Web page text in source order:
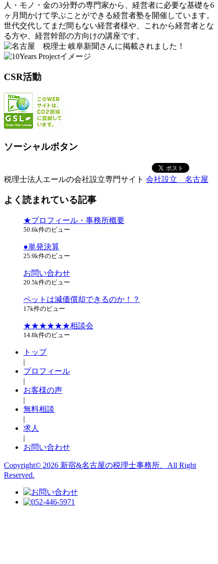
人・モノ・金の3分野の専門家から、経営者に必要な基礎を6
ヶ月間かけて学ぶことができる経営者塾を開催しています。
世代交代してまだ間もない経営者様や、これから経営者とな
る方や、経営幹部の方向けの講座です。
岐阜新聞さんに掲載されました！
CSR活動
ソーシャルボタン
税理士法人エールの会社設立専門サイト 会社設立 名古屋
よく読まれている記事
★プロフィール・事務所概要
50.6k件のビュー
●単発決算
25.9k件のビュー
お問い合わせ
20.5k件のビュー
ペットは減価償却できるのか！？
17k件のビュー
★★★★★★相談会
14.8k件のビュー
トップ
|
プロフィール
|
お客様の声
|
無料相談
|
求人
|
お問い合わせ
Copyright© 2026 新宿&名古屋の税理士事務所、All Right
Reserved.